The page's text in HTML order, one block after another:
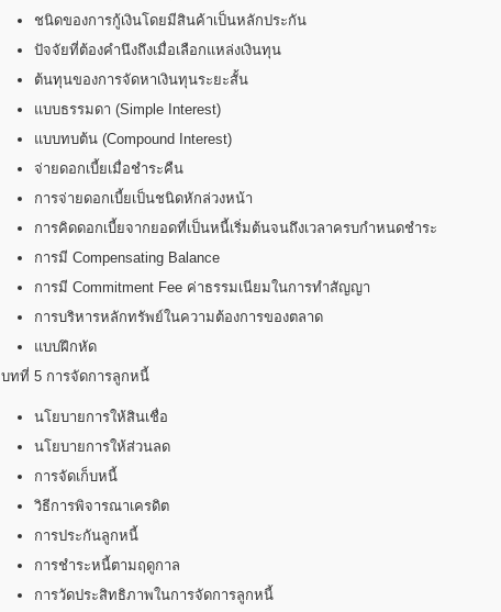
ชนิดของการกู้เงินโดยมีสินค้าเป็นหลักประกัน
ปัจจัยที่ต้องคำนึงถึงเมื่อเลือกแหล่งเงินทุน
ต้นทุนของการจัดหาเงินทุนระยะสั้น
แบบธรรมดา (Simple Interest)
แบบทบต้น (Compound Interest)
จ่ายดอกเบี้ยเมื่อชำระคืน
การจ่ายดอกเบี้ยเป็นชนิดหักล่วงหน้า
การคิดดอกเบี้ยจากยอดที่เป็นหนี้เริ่มต้นจนถึงเวลาครบกำหนดชำระ
การมี Compensating Balance
การมี Commitment Fee ค่าธรรมเนียมในการทำสัญญา
การบริหารหลักทรัพย์ในความต้องการของตลาด
แบบฝึกหัด
บทที่ 5 การจัดการลูกหนี้
นโยบายการให้สินเชื่อ
นโยบายการให้ส่วนลด
การจัดเก็บหนี้
วิธีการพิจารณาเครดิต
การประกันลูกหนี้
การชำระหนี้ตามฤดูกาล
การวัดประสิทธิภาพในการจัดการลูกหนี้